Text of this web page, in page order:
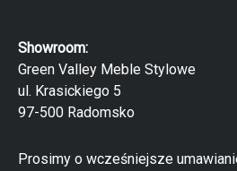
k
a
p
r
o
d
k
t
Showroom:
Green Valley Meble Stylowe
ul. Krasickiego 5
97-500 Radomsko
Prosimy o wcześniejsze